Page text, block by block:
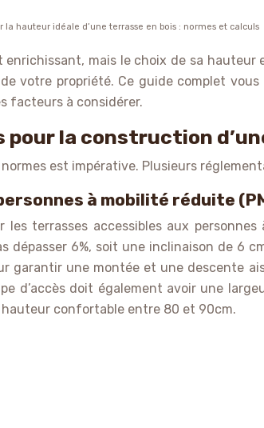
la hauteur idéale d’une terrasse en bois : normes et calculs
mais le choix de sa
votre propriété. Ce guide complet
facteurs à considérer.
la construction
est impérative. Plusieurs
à mobilité réduite
les terrasses accessibles aux
dépasser 6%, soit une inclinaison de 6
garantir une montée et une descente
d’accès doit également avoir une
confortable entre 80 et 90cm.